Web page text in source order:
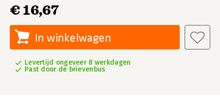
€ 16,67
In winkelwagen
Levertijd ongeveer 8 werkdagen
Past door de brievenbus